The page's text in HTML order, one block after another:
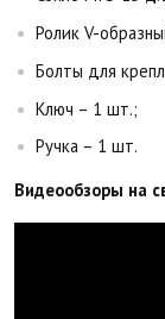
Ролик V-
Болты для
Ключ – 1 шт.;
Ручка – 1 шт.
Видеообзоры на